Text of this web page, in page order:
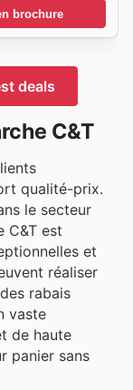
brochure
deals
C&T
qualité-prix.
le secteur
C&T est
et
réaliser
rabais
vaste
de haute
panier sans